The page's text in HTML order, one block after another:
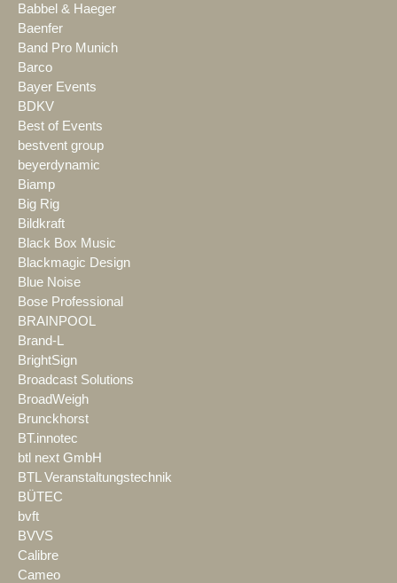
Babbel & Haeger
Baenfer
Band Pro Munich
Barco
Bayer Events
BDKV
Best of Events
bestvent group
beyerdynamic
Biamp
Big Rig
Bildkraft
Black Box Music
Blackmagic Design
Blue Noise
Bose Professional
BRAINPOOL
Brand-L
BrightSign
Broadcast Solutions
BroadWeigh
Brunckhorst
BT.innotec
btl next GmbH
BTL Veranstaltungstechnik
BÜTEC
bvft
BVVS
Calibre
Cameo